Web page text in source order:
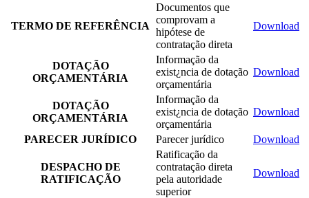
TERMO DE REFERÊNCIA
Documentos que
comprovam a
hipótese de
contratação direta
Download
DOTAÇÃO
ORÇAMENTÁRIA
Informação da
exist¿ncia de dotação
orçamentária
Download
DOTAÇÃO
ORÇAMENTÁRIA
Informação da
exist¿ncia de dotação
orçamentária
Download
PARECER JURÍDICO Parecer jurídico Download
DESPACHO DE
RATIFICAÇÃO
Ratificação da
contratação direta
pela autoridade
superior
Download